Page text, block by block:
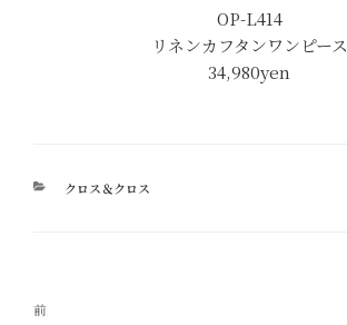
OP-L414
リネンカフタンワンピース
34,980yen
カ
クロス＆クロス
投
過
前